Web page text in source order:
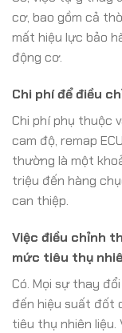
cơ, bao gồm cả
mất hiệu lực bảo
động cơ.
Chi phí để điều
Chi phí phụ thuộc
cam độ, remap
thường là một
triệu đến hàng
can thiệp.
Việc điều chỉnh
mức tiêu thụ
Có. Mọi sự thay
đến hiệu suất đốt
tiêu thụ nhiên